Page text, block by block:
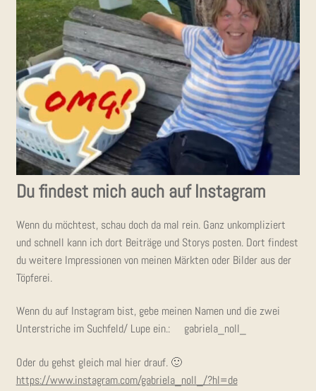
Du fin­dest mich auch auf Instagram
Wenn du möch­test, schau doch da mal rein. Ganz unkom­pli­ziert
und schnell kann ich dort Bei­trä­ge und Sto­rys pos­ten. Dort fin­dest
du wei­te­re Impres­sio­nen von mei­nen Märk­ten oder Bil­der aus der
Töpferei.
Wenn du auf Insta­gram bist, gebe mei­nen Namen und die zwei
Unter­stri­che im Suchfeld/ Lupe ein.: gabriela_noll_
Oder du gehst gleich mal hier drauf. 🙂
https://www.instagram.com/gabriela_noll_/?hl=de